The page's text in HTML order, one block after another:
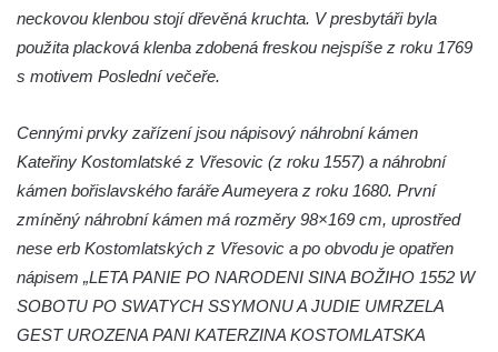
Křížová cesta Římov – XXII. kaple – Šimon
Křížová cesta Římov – XXI. kaple –
Popravní brána
Křížová cesta Římov – XX. kaple – Svatá
Veronika potkává Ježíše a utírá mu do své
roušky pot z tváře
Křížová cesta Římov – XIX. kaple – Kristus
kříž nesoucí potkává Pannu Marii
neckovou klenbou stojí dřevěná kruchta. V presbytáři byla
použita placková klenba zdobená freskou nejspíše z roku 1769
s motivem Poslední večeře.
Cennými prvky zařízení jsou nápisový náhrobní kámen
Kateřiny Kostomlatské z Vřesovic (z roku 1557) a náhrobní
kámen bořislavského faráře Aumeyera z roku 1680. První
zmíněný náhrobní kámen má rozměry 98×169 cm, uprostřed
nese erb Kostomlatských z Vřesovic a po obvodu je opatřen
nápisem „LETA PANIE PO NARODENI SINA BOŽIHO 1552 W
SOBOTU PO SWATYCH SSYMONU A JUDIE UMRZELA
GEST UROZENA PANI KATERZINA KOSTOMLATSKA